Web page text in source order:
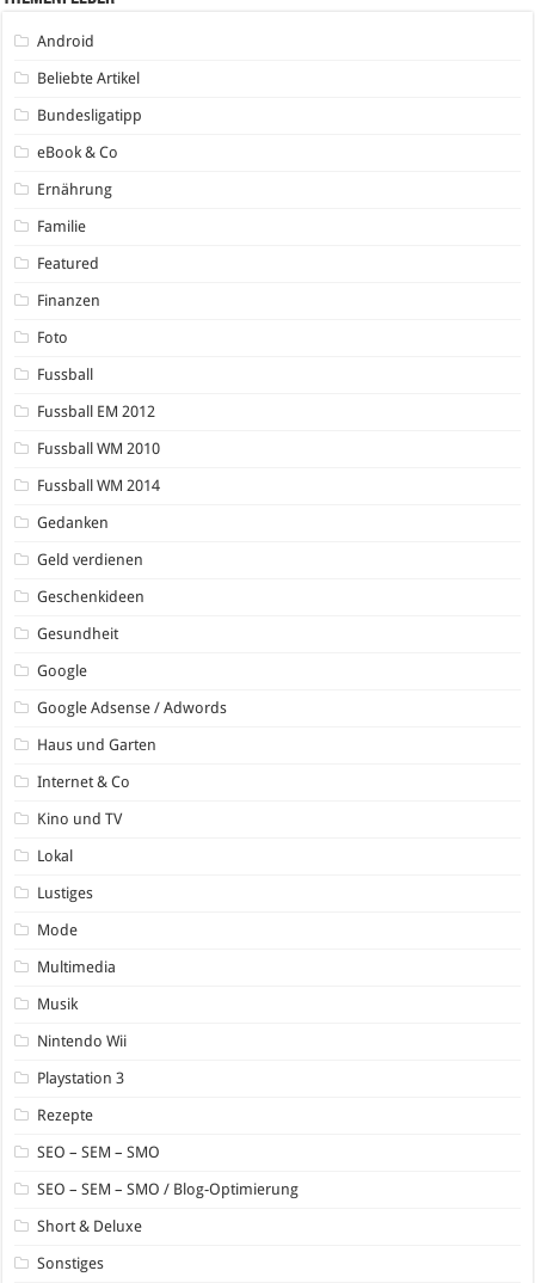
Android
Beliebte Artikel
Bundesligatipp
eBook & Co
Ernährung
Familie
Featured
Finanzen
Foto
Fussball
Fussball EM 2012
Fussball WM 2010
Fussball WM 2014
Gedanken
Geld verdienen
Geschenkideen
Gesundheit
Google
Google Adsense / Adwords
Haus und Garten
Internet & Co
Kino und TV
Lokal
Lustiges
Mode
Multimedia
Musik
Nintendo Wii
Playstation 3
Rezepte
SEO – SEM – SMO
SEO – SEM – SMO / Blog-Optimierung
Short & Deluxe
Sonstiges